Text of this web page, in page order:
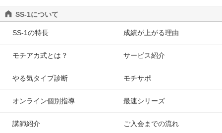
SS-1について
SS-1の特長 成績が上がる理由
モチアカ式とは？ サービス紹介
やる気タイプ診断 モチサポ
オンライン個別指導 最速シリーズ
講師紹介 ご入会までの流れ